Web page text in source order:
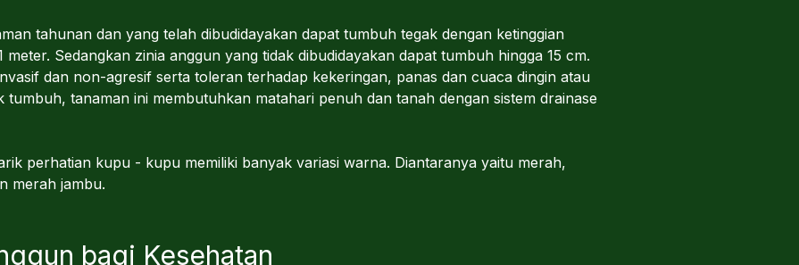
tahunan dan yang telah dibudidayakan dapat tumbuh tegak dengan ketinggian
meter. Sedangkan zinia anggun yang tidak dibudidayakan dapat tumbuh hingga 15 cm.
dan non-agresif serta toleran terhadap kekeringan, panas dan cuaca dingin atau
tanaman ini membutuhkan matahari penuh dan tanah dengan sistem drainase
perhatian kupu - kupu memiliki banyak variasi warna. Diantaranya yaitu merah,
merah jambu.
bagi Kesehatan